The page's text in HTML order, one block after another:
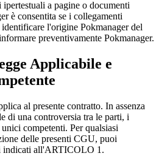
a pagine o documenti
è consentita se i collegamenti
l'origine Pokmanager del
preventivamente Pokmanager.
Applicabile e
al presente contratto. In assenza
di una controversia tra le parti, i
competenti. Per qualsiasi
delle presenti CGU, puoi
indicati all'ARTICOLO 1.